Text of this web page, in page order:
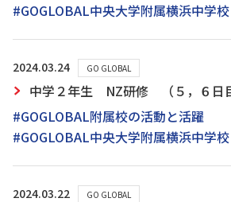
#GOGLOBAL中央大学附属横浜中学
2024.03.24 GO GLOBAL
中学２年生 NZ研修 （５，６日
#GOGLOBAL附属校の活動と活躍
#GOGLOBAL中央大学附属横浜中学
2024.03.22 GO GLOBAL